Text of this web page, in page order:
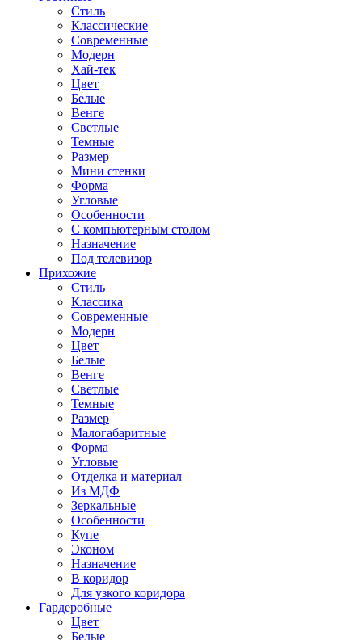
Стиль
Классические
Современные
Модерн
Хай-тек
Цвет
Белые
Венге
Светлые
Темные
Размер
Мини стенки
Форма
Угловые
Особенности
С компьютерным столом
Назначение
Под телевизор
Прихожие
Стиль
Классика
Современные
Модерн
Цвет
Белые
Венге
Светлые
Темные
Размер
Малогабаритные
Форма
Угловые
Отделка и материал
Из МДФ
Зеркальные
Особенности
Купе
Эконом
Назначение
В коридор
Для узкого коридора
Гардеробные
Цвет
Белые